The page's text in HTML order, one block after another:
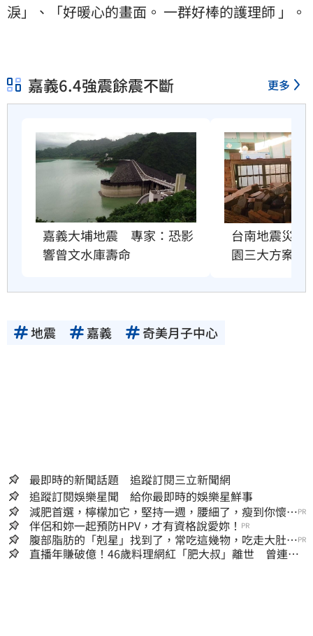
淚」、「好暖心的畫面。 一群好棒的護理師 」。
嘉義6.4強震餘震不斷 更多
嘉義大埔地震　專家：恐影
響曾文水庫壽命
台南地震災民
園三大方案出
地震 嘉義 奇美月子中心
最即時的新聞話題 追蹤訂閱三立新聞網
追蹤訂閱娛樂星聞 給你最即時的娛樂星鮮事
減肥首選，檸檬加它，堅持一週，腰細了，瘦到你懷疑
人生
PR
伴侶和妳一起預防HPV，才有資格說愛妳！ PR
腹部脂肪的「剋星」找到了，常吃這幾物，吃走大肚
囊，瘦出小蠻腰
PR
直播年賺破億！46歲料理網紅「肥大叔」離世 曾連播